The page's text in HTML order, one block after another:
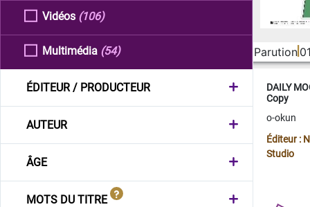
Vidéos (106)
Multimédia (54)
ÉDITEUR / PRODUCTEUR
AUTEUR
ÂGE
MOTS DU TITRE
Parution
DAILY
Copy
o-okun
Éditeur :
Studio